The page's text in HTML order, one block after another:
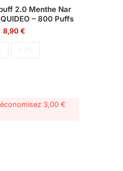
2.0 Menthe Nar
– 800 Puffs
8,90€
3,00€